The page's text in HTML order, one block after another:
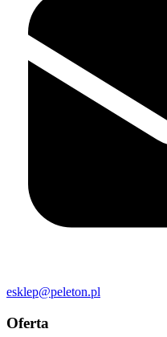
esklep@peleton.pl
Oferta